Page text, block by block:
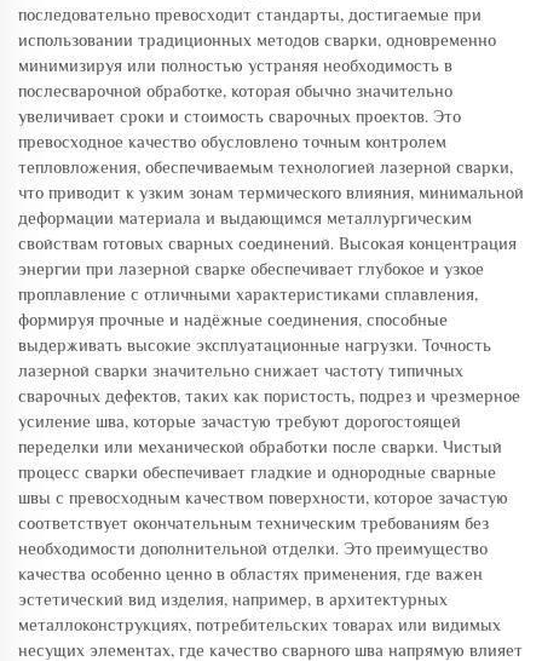
последовательно превосходит стандарты, достигаемые при
использовании традиционных методов сварки, одновременно
минимизируя или полностью устраняя необходимость в
послесварочной обработке, которая обычно значительно
увеличивает сроки и стоимость сварочных проектов. Это
превосходное качество обусловлено точным контролем
тепловложения, обеспечиваемым технологией лазерной сварки,
что приводит к узким зонам термического влияния, минимальной
деформации материала и выдающимся металлургическим
свойствам готовых сварных соединений. Высокая концентрация
энергии при лазерной сварке обеспечивает глубокое и узкое
проплавление с отличными характеристиками сплавления,
формируя прочные и надёжные соединения, способные
выдерживать высокие эксплуатационные нагрузки. Точность
лазерной сварки значительно снижает частоту типичных
сварочных дефектов, таких как пористость, подрез и чрезмерное
усиление шва, которые зачастую требуют дорогостоящей
переделки или механической обработки после сварки. Чистый
процесс сварки обеспечивает гладкие и однородные сварные
швы с превосходным качеством поверхности, которое зачастую
соответствует окончательным техническим требованиям без
необходимости дополнительной отделки. Это преимущество
качества особенно ценно в областях применения, где важен
эстетический вид изделия, например, в архитектурных
металлоконструкциях, потребительских товарах или видимых
несущих элементах, где качество сварного шва напрямую влияет